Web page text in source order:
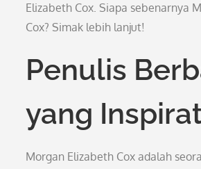
Elizabeth Cox. Siapa sebenarnya
Cox? Simak lebih lanjut!
Penulis
yang
Morgan Elizabeth Cox adalah